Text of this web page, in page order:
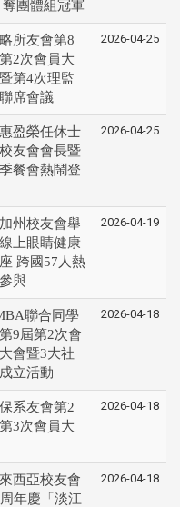
奪團體組冠軍
所友會第8
2次會員大
第4次理監
席會議
2026-04-25
盈榮任休士
友會會長暨
餐會熱鬧登
2026-04-25
州校友會舉
上眼睛健康
跨國57人熱
與
2026-04-19
聯合同學
9屆第2次會
會暨3大社
立活動
2026-04-18
系友會第2
3次會員大
2026-04-18
西亞校友會
年慶「淡江
2026-04-18